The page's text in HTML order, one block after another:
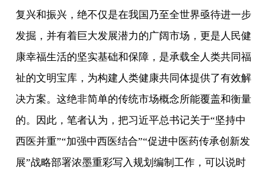
复兴和振兴，绝不仅是在我国乃至全世界亟待进一步
发掘，并有着巨大发展潜力的广阔市场，更是人民健
康幸福生活的坚实基础和保障，是承载全人类共同福
祉的文明宝库，为构建人类健康共同体提供了有效解
决方案。这绝非简单的传统市场概念所能覆盖和衡量
的。因此，笔者认为，把习近平总书记关于“坚持中
西医并重”“加强中西医结合”“促进中医药传承创新发
展”战略部署浓墨重彩写入规划编制工作，可以说时